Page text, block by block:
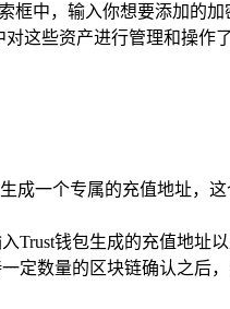
框中，输入你想要添加的
这些资产进行管理和操作了
成一个专属的充值地址，
钱包生成的充值地址
数量的区块链确认之后